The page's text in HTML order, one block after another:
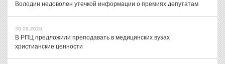
Володин недоволен утечкой информации о премиях депутатам
30.06.2026
В РПЦ предложили преподавать в медицинских вузах
христианские ценности